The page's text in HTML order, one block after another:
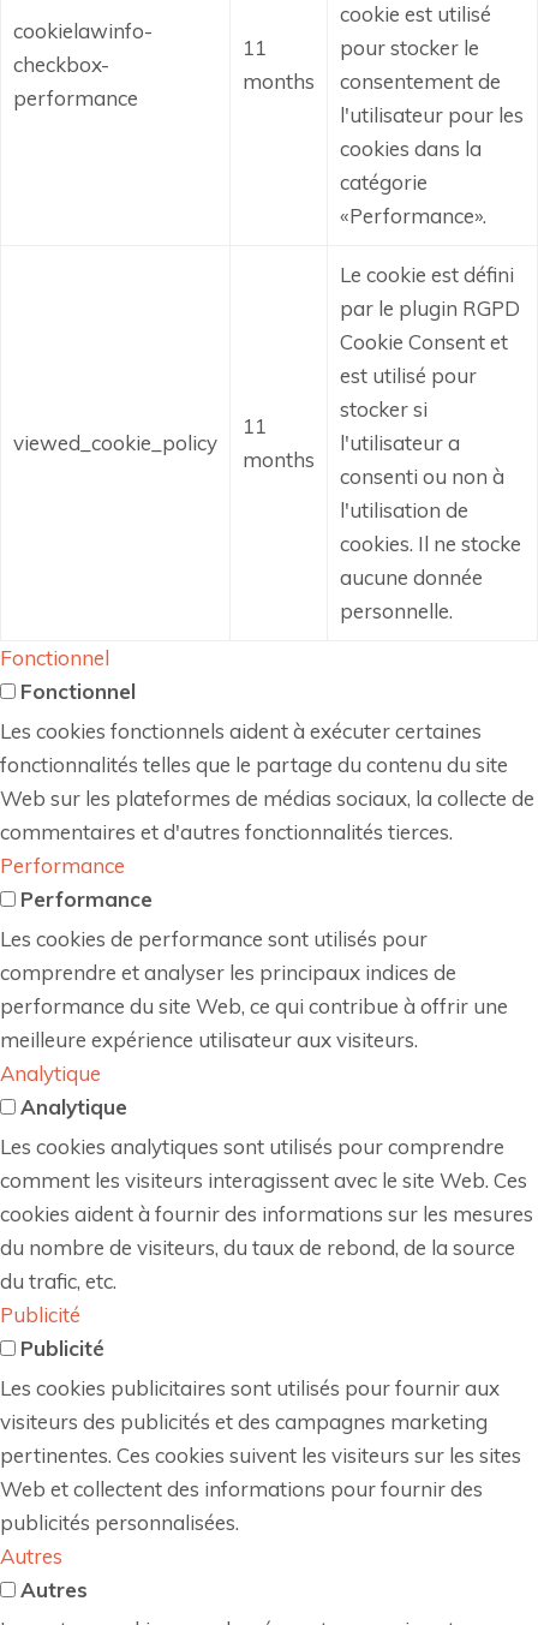
cookielawinfo-
checkbox-
performance
11
months
cookie est utilisé
pour stocker le
consentement de
l'utilisateur pour les
cookies dans la
catégorie
«Performance».
viewed_cookie_policy
11
months
Le cookie est défini
par le plugin RGPD
Cookie Consent et
est utilisé pour
stocker si
l'utilisateur a
consenti ou non à
l'utilisation de
cookies. Il ne stocke
aucune donnée
personnelle.
Fonctionnel
Fonctionnel
Les cookies fonctionnels aident à exécuter certaines
fonctionnalités telles que le partage du contenu du site
Web sur les plateformes de médias sociaux, la collecte de
commentaires et d'autres fonctionnalités tierces.
Performance
Performance
Les cookies de performance sont utilisés pour
comprendre et analyser les principaux indices de
performance du site Web, ce qui contribue à offrir une
meilleure expérience utilisateur aux visiteurs.
Analytique
Analytique
Les cookies analytiques sont utilisés pour comprendre
comment les visiteurs interagissent avec le site Web. Ces
cookies aident à fournir des informations sur les mesures
du nombre de visiteurs, du taux de rebond, de la source
du trafic, etc.
Publicité
Publicité
Les cookies publicitaires sont utilisés pour fournir aux
visiteurs des publicités et des campagnes marketing
pertinentes. Ces cookies suivent les visiteurs sur les sites
Web et collectent des informations pour fournir des
publicités personnalisées.
Autres
Autres